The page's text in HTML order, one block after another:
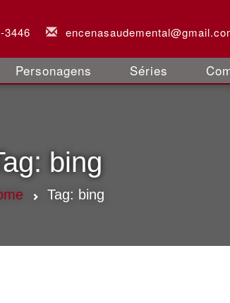
3446
Personagens Séries
bing
Tag: bing